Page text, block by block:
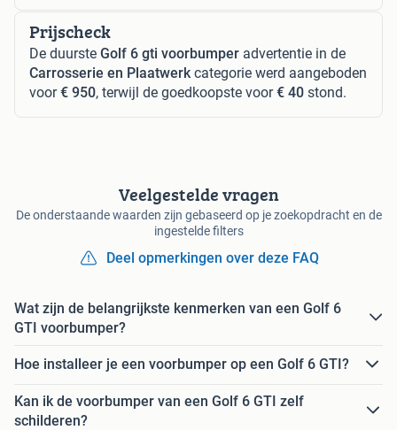
Prijscheck
De duurste Golf 6 gti voorbumper advertentie in de
Carrosserie en Plaatwerk categorie werd aangeboden
voor€ 950, terwijl de goedkoopste voor€ 40 stond.
Veelgestelde vragen
De onderstaande waarden zijn gebaseerd op je zoekopdracht en de
ingestelde filters
Deel opmerkingen over deze FAQ
Wat zijn de belangrijkste kenmerken van een Golf 6
GTI voorbumper?
Hoe installeer je een voorbumper op een Golf 6 GTI?
Kan ik de voorbumper van een Golf 6 GTI zelf
schilderen?